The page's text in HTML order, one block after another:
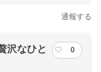
通報する
沢なひと
0